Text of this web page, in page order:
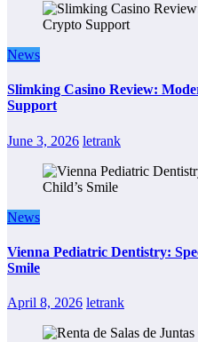
News
Slimking Casino Review:
Support
June 3, 2026 letrank
News
Vienna Pediatric Dentistry:
Smile
April 8, 2026 letrank